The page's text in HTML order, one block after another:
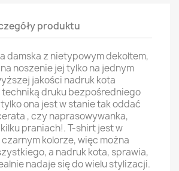
produktu
damska z nietypowym dekoltem,
noszenie jej tylko na jednym
jakości nadruk kota
druku bezpośredniego
ona jest w stanie tak oddać
, czy naprasowywanka,
praniach!. T-shirt jest w
kolorze, więc można
a nadruk kota, sprawia,
nadaje się do wielu stylizacji.